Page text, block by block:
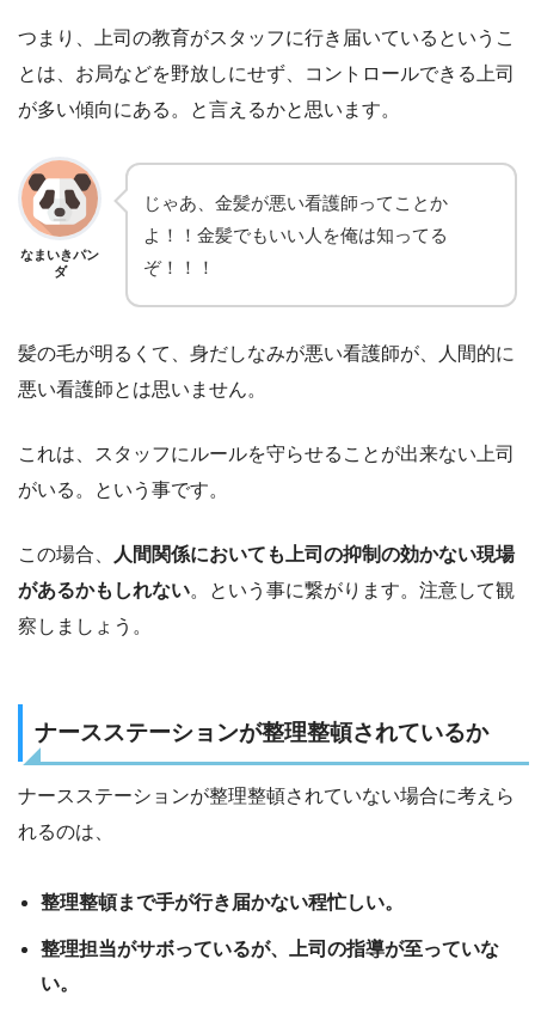
つまり、上司の教育がスタッフに行き届いているというこ
とは、お局などを野放しにせず、コントロールできる上司
が多い傾向にある。と言えるかと思います。
なまいきパン
ダ
じゃあ、金髪が悪い看護師ってことか
よ！！金髪でもいい人を俺は知ってる
ぞ！！！
髪の毛が明るくて、身だしなみが悪い看護師が、人間的に
悪い看護師とは思いません。
これは、スタッフにルールを守らせることが出来ない上司
がいる。という事です。
この場合、
人間関係においても上司の抑制の効かない現場
があるかもしれない。という事に繋がります。注意して観
察しましょう。
ナースステーションが整理整頓されているか
ナースステーションが整理整頓されていない場合に考えら
れるのは、
整理整頓まで手が行き届かない程忙しい。
整理担当がサボっているが、上司の指導が至っていな
い。